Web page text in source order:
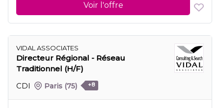
Voir l'offre
VIDAL ASSOCIATES
Directeur Régional - Réseau
Traditionnel (H/F)
CDI
Paris (75) +8